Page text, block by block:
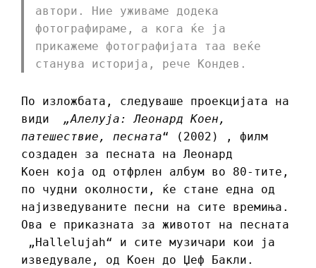
автори. Ние уживаме додека
фотографираме, а кога ќе ја
прикажеме фотографијата таа веќе
станува историја, рече Кондев.
По изложбата, следуваше проекцијата на
види „Алелуја: Леонард Коен,
патешествие, песната“ (2002) , филм
создаден за песната на Леонард
Коен која од отфрлен албум во 80-тите,
по чудни околности, ќе стане една од
најизведуваните песни на сите времиња.
Ова е приказната за животот на песната
„Hallelujah“ и сите музичари кои ја
изведувале, од Коен до Џеф Бакли.